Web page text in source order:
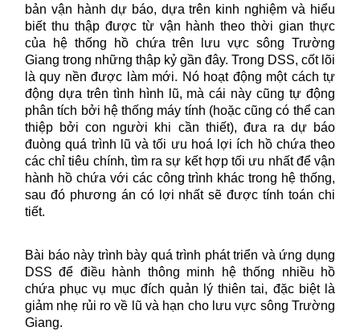
bản vận hành dự báo, dựa trên kinh nghiệm và hiểu
biết thu thập được từ vận hành theo thời gian thực
của hệ thống hồ chứa trên lưu vực sông Trường
Giang trong những thập kỷ gần đây. Trong DSS, cốt lõi
là quy nền được làm mới. Nó hoạt động một cách tự
động dựa trên tình hình lũ, mà cái này cũng tự động
phân tích bởi hệ thống máy tính (hoặc cũng có thể can
thiệp bởi con người khi cần thiết), đưa ra dự báo
đuòng quá trình lũ và tối ưu hoá lợi ích hồ chứa theo
các chỉ tiêu chính, tìm ra sự kết hợp tối ưu nhất để vận
hành hồ chứa với các công trình khác trong hệ thống,
sau đó phương án có lợi nhất sẽ được tính toán chi
tiết.
Bài báo này trình bày quá trình phát triển và ứng dụng
DSS để điều hành thông minh hệ thống nhiều hồ
chứa phục vụ mục đích quản lý thiên tai, đặc biệt là
giảm nhẹ rủi ro về lũ và hạn cho lưu vực sông Trường
Giang.